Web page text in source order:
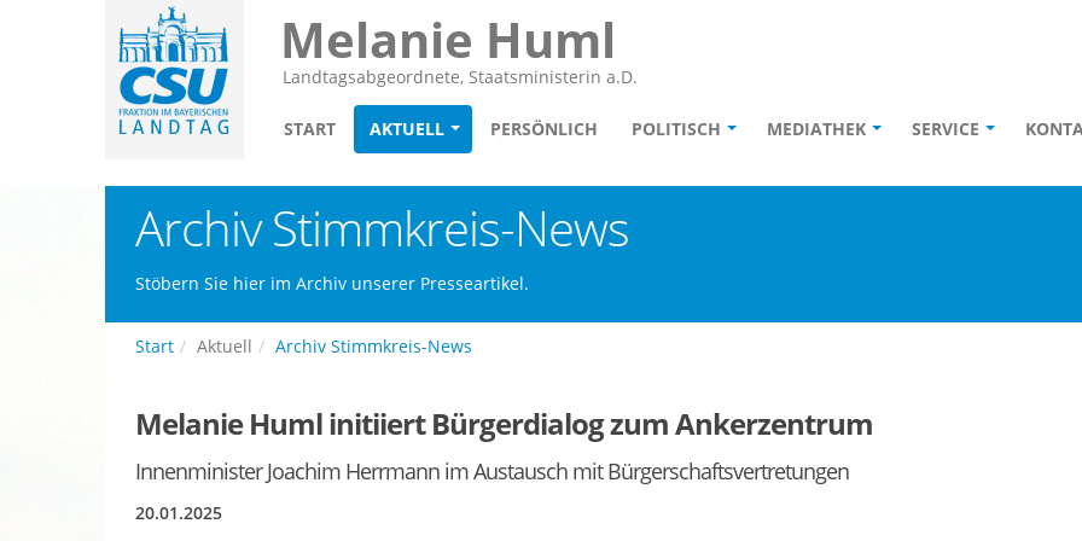
Melanie Huml
Landtagsabgeordnete, Staatsministerin a.D.
START AKTUELL PERSÖNLICH POLITISCH MEDIATHEK SERVICE
Archiv Stimmkreis-News
Stöbern Sie hier im Archiv unserer Presseartikel.
Start Aktuell Archiv Stimmkreis-News
Melanie Huml initiiert Bürgerdialog zum Ankerzentrum
Innenminister Joachim Herrmann im Austausch mit Bürgerschaftsvertretungen
20.01.2025